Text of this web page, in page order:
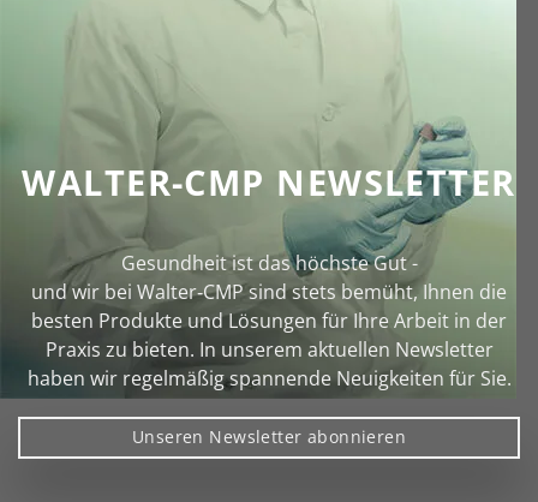
WALTER-CMP NEWSLETTER
Gesundheit ist das höchste Gut -
und wir bei Walter‑CMP sind stets bemüht, Ihnen die
besten Produkte und Lösungen für Ihre Arbeit in der
Praxis zu bieten. In unserem aktuellen Newsletter
haben wir regelmäßig spannende Neuigkeiten für Sie.
Unseren Newsletter abonnieren